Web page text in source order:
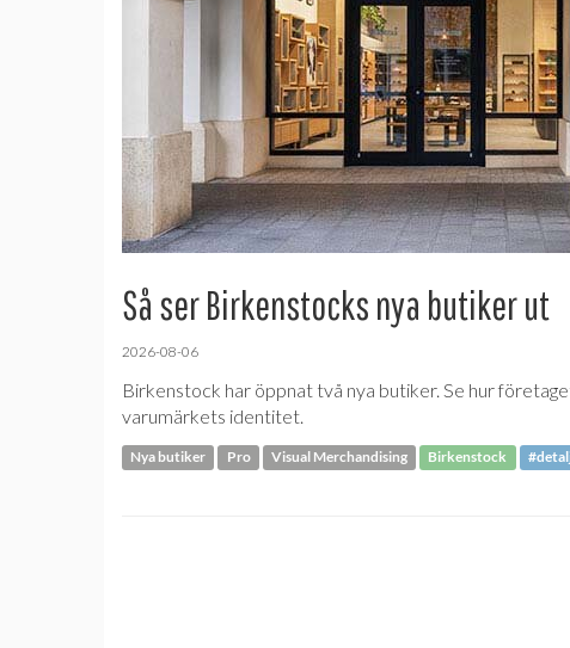
Så ser Birkenstocks nya butiker ut
2026-08-06
Birkenstock har öppnat två nya butiker. Se hur
varumärkets identitet.
Nya butiker Pro Visual Merchandising Birkenstock